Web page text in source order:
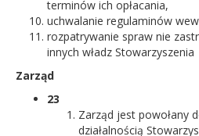
terminów ich opłacania,
uchwalanie regulaminów
rozpatrywanie spraw nie
innych władz Stowarzyszenia
Zarząd
23
Zarząd jest powołany
działalnością